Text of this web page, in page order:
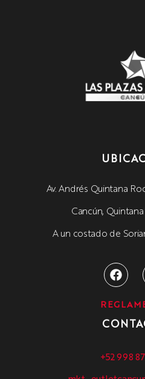
Av. Andrés Quintana
Cancún,
A un costado de
+52 998